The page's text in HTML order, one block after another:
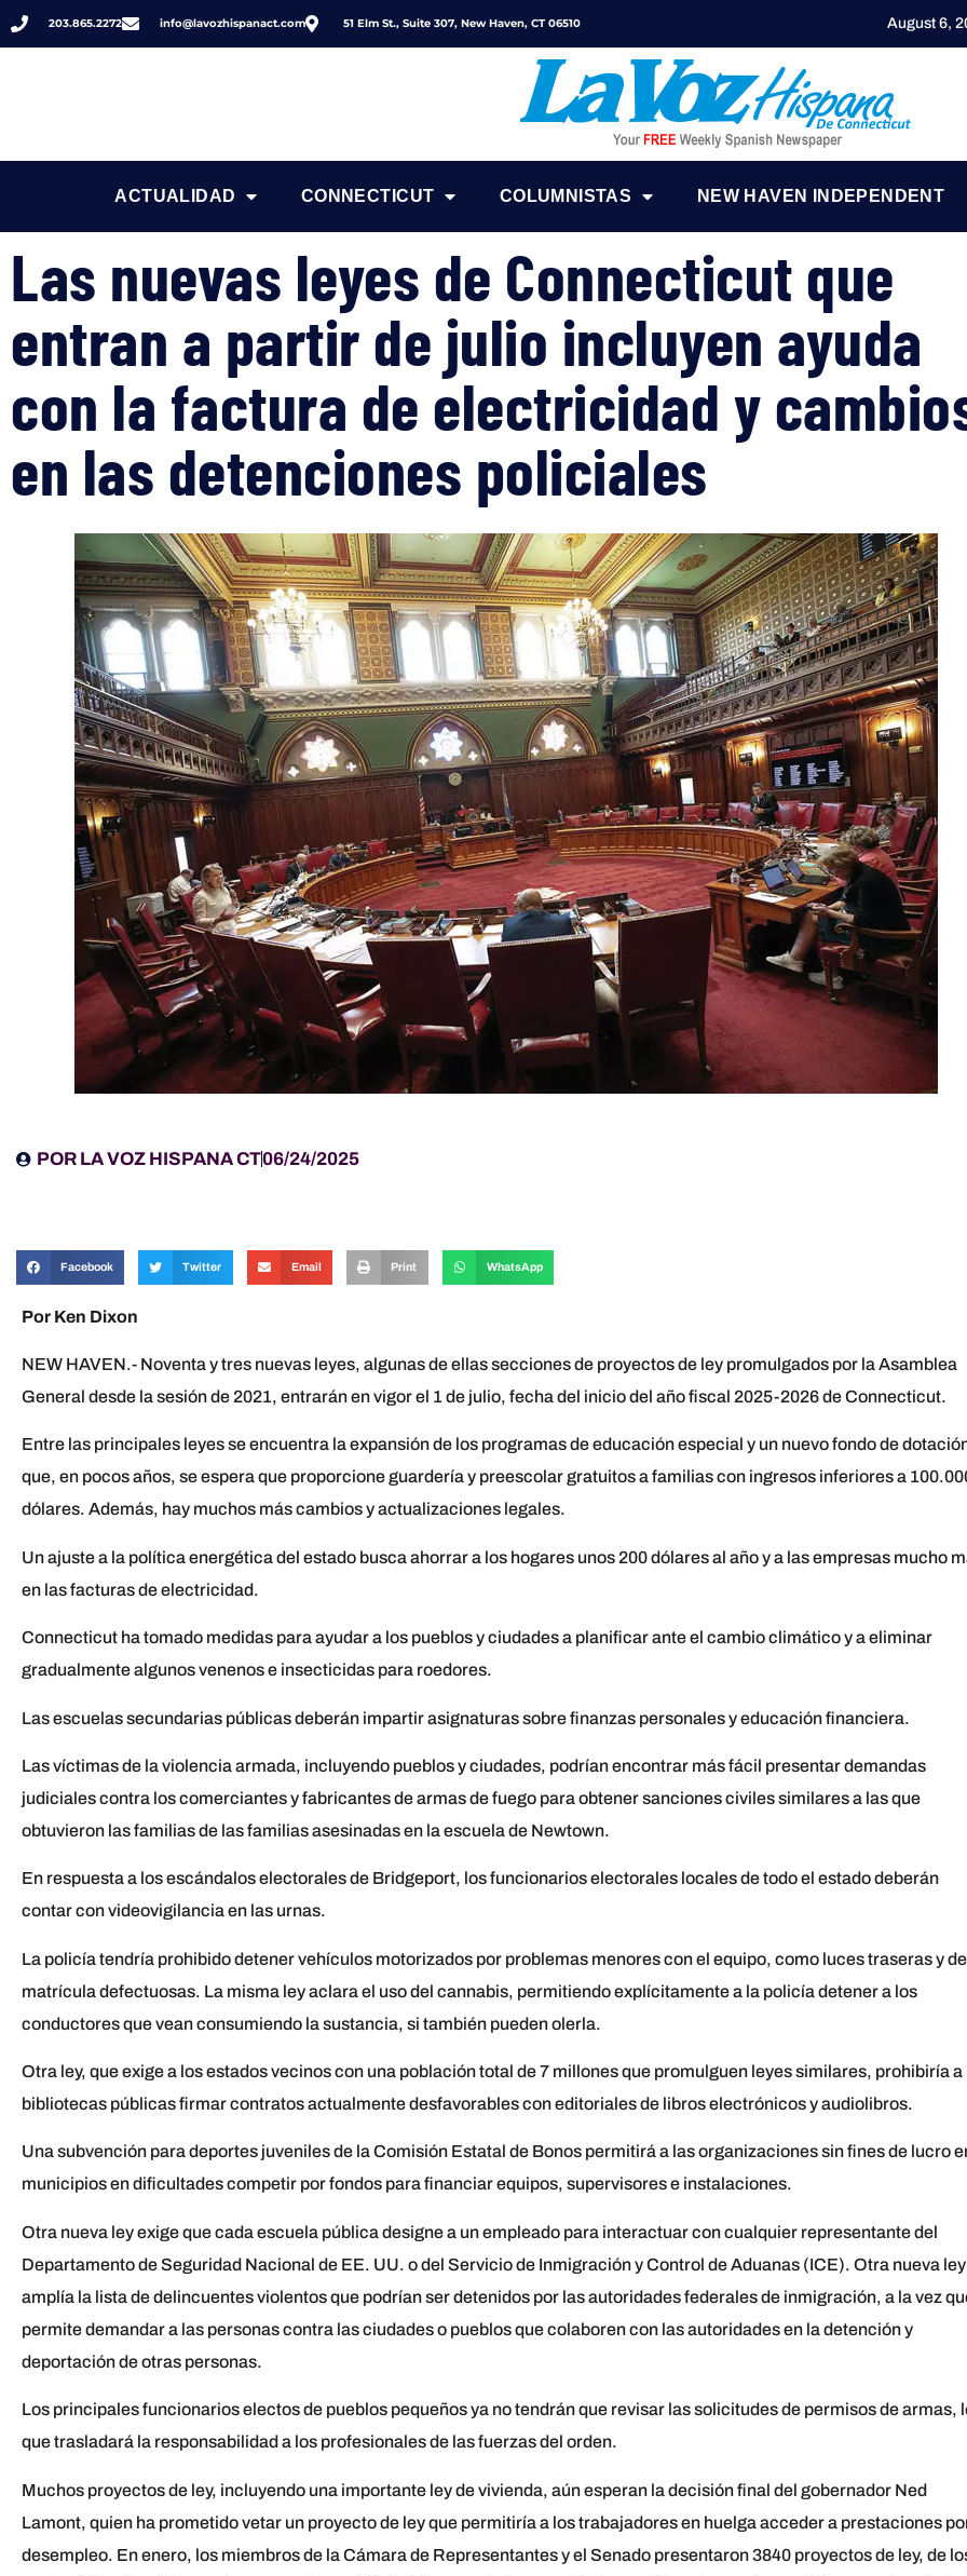
203.865.2272 info@lavozhispanact.com 51 Elm St., Suite 307, New Haven, CT 06510 August 6,
ACTUALIDAD CONNECTICUT COLUMNISTAS NEW HAVEN INDEPENDENT
Las nuevas leyes de Connecticut que
entran a partir de julio incluyen ayuda
con la factura de electricidad y
en las detenciones policiales
POR LA VOZ HISPANA CT06/24/2025
Facebook Twitter Email Print WhatsApp
Por Ken Dixon
NEW HAVEN.- Noventa y tres nuevas leyes, algunas de ellas secciones de proyectos de ley promulgados por la Asamblea
General desde la sesión de 2021, entrarán en vigor el 1 de julio, fecha del inicio del año fiscal 2025-2026 de Connecticut.
Entre las principales leyes se encuentra la expansión de los programas de educación especial y un nuevo fondo de
que, en pocos años, se espera que proporcione guardería y preescolar gratuitos a familias con ingresos inferiores a
dólares. Además, hay muchos más cambios y actualizaciones legales.
Un ajuste a la política energética del estado busca ahorrar a los hogares unos 200 dólares al año y a las empresas mucho
en las facturas de electricidad.
Connecticut ha tomado medidas para ayudar a los pueblos y ciudades a planificar ante el cambio climático y a eliminar
gradualmente algunos venenos e insecticidas para roedores.
Las escuelas secundarias públicas deberán impartir asignaturas sobre finanzas personales y educación financiera.
Las víctimas de la violencia armada, incluyendo pueblos y ciudades, podrían encontrar más fácil presentar demandas
judiciales contra los comerciantes y fabricantes de armas de fuego para obtener sanciones civiles similares a las que
obtuvieron las familias de las familias asesinadas en la escuela de Newtown.
En respuesta a los escándalos electorales de Bridgeport, los funcionarios electorales locales de todo el estado deberán
contar con videovigilancia en las urnas.
La policía tendría prohibido detener vehículos motorizados por problemas menores con el equipo, como luces traseras y de
matrícula defectuosas. La misma ley aclara el uso del cannabis, permitiendo explícitamente a la policía detener a los
conductores que vean consumiendo la sustancia, si también pueden olerla.
Otra ley, que exige a los estados vecinos con una población total de 7 millones que promulguen leyes similares, prohibiría a
bibliotecas públicas firmar contratos actualmente desfavorables con editoriales de libros electrónicos y audiolibros.
Una subvención para deportes juveniles de la Comisión Estatal de Bonos permitirá a las organizaciones sin fines de lucro
municipios en dificultades competir por fondos para financiar equipos, supervisores e instalaciones.
Otra nueva ley exige que cada escuela pública designe a un empleado para interactuar con cualquier representante del
Departamento de Seguridad Nacional de EE. UU. o del Servicio de Inmigración y Control de Aduanas (ICE). Otra nueva ley
amplía la lista de delincuentes violentos que podrían ser detenidos por las autoridades federales de inmigración, a la vez
permite demandar a las personas contra las ciudades o pueblos que colaboren con las autoridades en la detención y
deportación de otras personas.
Los principales funcionarios electos de pueblos pequeños ya no tendrán que revisar las solicitudes de permisos de armas,
que trasladará la responsabilidad a los profesionales de las fuerzas del orden.
Muchos proyectos de ley, incluyendo una importante ley de vivienda, aún esperan la decisión final del gobernador Ned
Lamont, quien ha prometido vetar un proyecto de ley que permitiría a los trabajadores en huelga acceder a prestaciones
desempleo. En enero, los miembros de la Cámara de Representantes y el Senado presentaron 3840 proyectos de ley, de